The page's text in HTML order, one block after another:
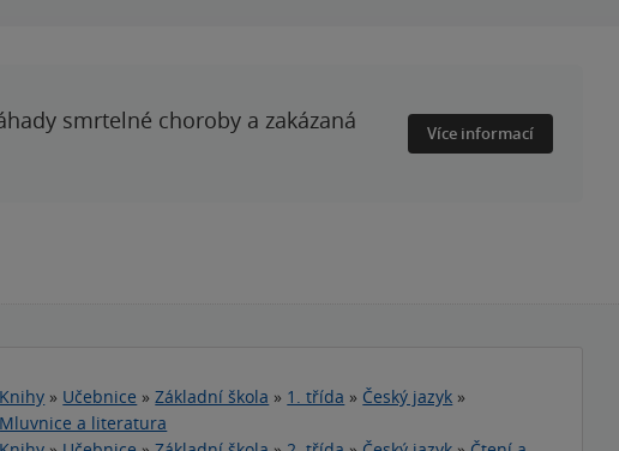
smrtelné choroby a zakázaná
Více informací
Knihy » Učebnice »Základní škola » 1. třída » Český jazyk »
Mluvnice a literatura